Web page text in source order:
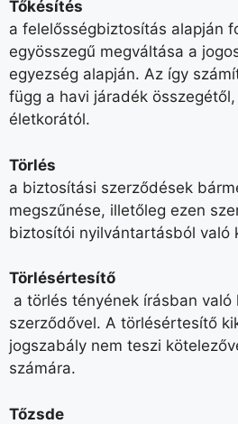
Tőkésítés
a felelősségbiztosítás alapján
egyösszegű megváltása a
egyezség alapján. Az így
függ a havi járadék
életkorától.
Törlés
a biztosítási szerződések
megszűnése, illetőleg ezen
biztosítói nyilvántartásból való
Törlésértesítő
a törlés tényének írásban való
szerződővel. A törlésértesítő
jogszabály nem teszi
számára.
Tőzsde